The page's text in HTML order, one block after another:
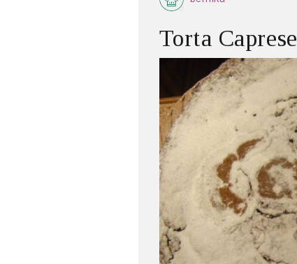
Torta Caprese